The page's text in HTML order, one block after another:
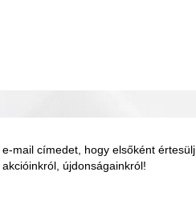
mail címedet, hogy elsőként értesülj
akcióinkról, újdonságainkról!